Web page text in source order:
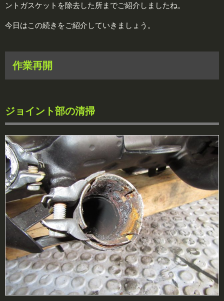
ントガスケットを除去した所までご紹介しましたね。
今日はこの続きをご紹介していきましょう。
作業再開
ジョイント部の清掃